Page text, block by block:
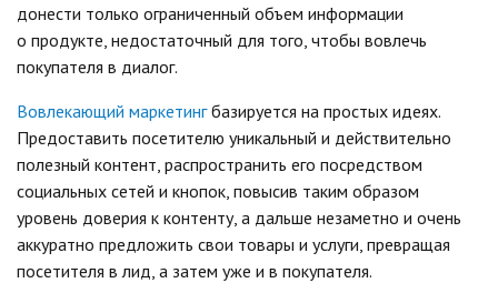
донести только ограниченный объем информации
о продукте, недостаточный для того, чтобы вовлечь
покупателя в диалог.
Вовлекающий маркетингбазируется на простых идеях.
Предоставить посетителю уникальный и действительно
полезный контент, распространить его посредством
социальных сетей и кнопок, повысив таким образом
уровень доверия к контенту, а дальше незаметно и очень
аккуратно предложить свои товары и услуги, превращая
посетителя в лид, а затем уже и в покупателя.